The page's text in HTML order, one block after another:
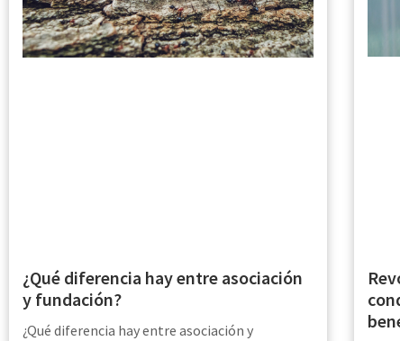
¿Qué diferencia hay entre asociación
y fundación?
¿Qué diferencia hay entre asociación y